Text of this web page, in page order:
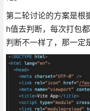
第二轮讨论的方案是
h值去判断，每次打包
判断不一样了，那一定